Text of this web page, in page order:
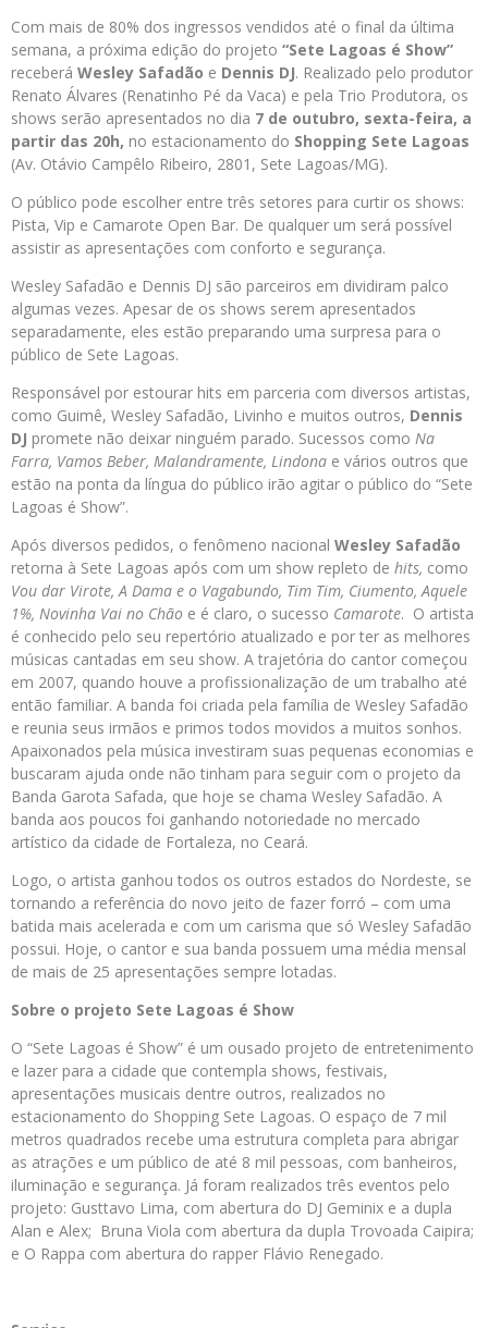
Com mais de 80% dos ingressos vendidos até o final da última
semana, a próxima edição do projeto “Sete Lagoas é Show”
receberá Wesley Safadão e Dennis DJ. Realizado pelo produtor
Renato Álvares (Renatinho Pé da Vaca) e pela Trio Produtora, os
shows serão apresentados no dia 7 de outubro, sexta-feira, a
partir das 20h, no estacionamento do Shopping Sete Lagoas
(Av. Otávio Campêlo Ribeiro, 2801, Sete Lagoas/MG).
O público pode escolher entre três setores para curtir os shows:
Pista, Vip e Camarote Open Bar. De qualquer um será possível
assistir as apresentações com conforto e segurança.
Wesley Safadão e Dennis DJ são parceiros em dividiram palco
algumas vezes. Apesar de os shows serem apresentados
separadamente, eles estão preparando uma surpresa para o
público de Sete Lagoas.
Responsável por estourar hits em parceria com diversos artistas,
como Guimê, Wesley Safadão, Livinho e muitos outros, Dennis
DJ promete não deixar ninguém parado. Sucessos como Na
Farra, Vamos Beber, Malandramente, Lindona e vários outros que
estão na ponta da língua do público irão agitar o público do “Sete
Lagoas é Show”.
Após diversos pedidos, o fenômeno nacional Wesley Safadão
retorna à Sete Lagoas após com um show repleto de hits, como
Vou dar Virote, A Dama e o Vagabundo, Tim Tim, Ciumento, Aquele
1%, Novinha Vai no Chão e é claro, o sucesso Camarote. O artista
é conhecido pelo seu repertório atualizado e por ter as melhores
músicas cantadas em seu show. A trajetória do cantor começou
em 2007, quando houve a profissionalização de um trabalho até
então familiar. A banda foi criada pela família de Wesley Safadão
e reunia seus irmãos e primos todos movidos a muitos sonhos.
Apaixonados pela música investiram suas pequenas economias e
buscaram ajuda onde não tinham para seguir com o projeto da
Banda Garota Safada, que hoje se chama Wesley Safadão. A
banda aos poucos foi ganhando notoriedade no mercado
artístico da cidade de Fortaleza, no Ceará.
Logo, o artista ganhou todos os outros estados do Nordeste, se
tornando a referência do novo jeito de fazer forró – com uma
batida mais acelerada e com um carisma que só Wesley Safadão
possui. Hoje, o cantor e sua banda possuem uma média mensal
de mais de 25 apresentações sempre lotadas.
Sobre o projeto Sete Lagoas é Show
O “Sete Lagoas é Show” é um ousado projeto de entretenimento
e lazer para a cidade que contempla shows, festivais,
apresentações musicais dentre outros, realizados no
estacionamento do Shopping Sete Lagoas. O espaço de 7 mil
metros quadrados recebe uma estrutura completa para abrigar
as atrações e um público de até 8 mil pessoas, com banheiros,
iluminação e segurança. Já foram realizados três eventos pelo
projeto: Gusttavo Lima, com abertura do DJ Geminix e a dupla
Alan e Alex; Bruna Viola com abertura da dupla Trovoada Caipira;
e O Rappa com abertura do rapper Flávio Renegado.